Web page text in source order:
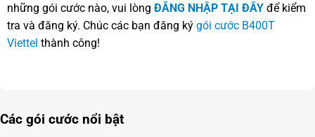
những gói cước nào, vui lòng ĐĂNG NHẬP TẠI ĐÂY để kiểm
tra và đăng ký. Chúc các bạn đăng ký gói cước B400T
Viettel thành công!
Các gói cước nổi bật